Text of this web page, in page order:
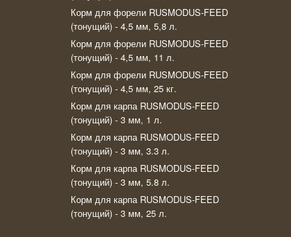
Корм для форели RUSMODUS-FEED
(тонущий) - 4,5 мм, 5,8 л.
Корм для форели RUSMODUS-FEED
(тонущий) - 4,5 мм, 11 л.
Корм для форели RUSMODUS-FEED
(тонущий) - 4,5 мм, 25 кг.
Корм для карпа RUSMODUS-FEED
(тонущий) - 3 мм, 1 л.
Корм для карпа RUSMODUS-FEED
(тонущий) - 3 мм, 3.3 л.
Корм для карпа RUSMODUS-FEED
(тонущий) - 3 мм, 5.8 л.
Корм для карпа RUSMODUS-FEED
(тонущий) - 3 мм, 25 л.